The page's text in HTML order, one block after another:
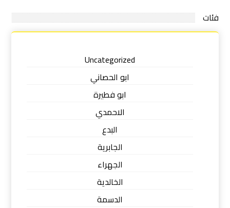
فئات
Uncategorized
ابو الحصاني
ابو فطيرة
الاحمدي
البدع
الجابرية
الجهراء
الخالدية
الدسمة